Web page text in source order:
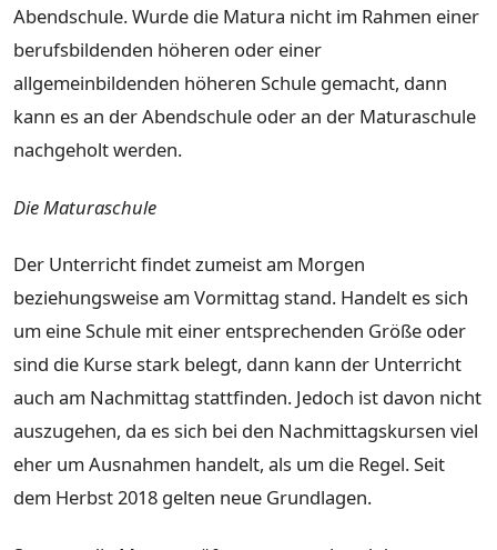
Abendschule. Wurde die Matura nicht im Rahmen einer
berufsbildenden höheren oder einer
allgemeinbildenden höheren Schule gemacht, dann
kann es an der Abendschule oder an der Maturaschule
nachgeholt werden.
Die Maturaschule
Der Unterricht findet zumeist am Morgen
beziehungsweise am Vormittag stand. Handelt es sich
um eine Schule mit einer entsprechenden Größe oder
sind die Kurse stark belegt, dann kann der Unterricht
auch am Nachmittag stattfinden. Jedoch ist davon nicht
auszugehen, da es sich bei den Nachmittagskursen viel
eher um Ausnahmen handelt, als um die Regel. Seit
dem Herbst 2018 gelten neue Grundlagen.